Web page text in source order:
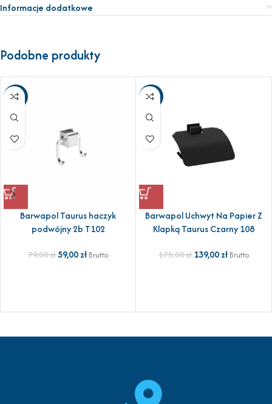
Informacje dodatkowe
Podobne produkty
-25%
Barwapol Taurus haczyk
podwójny 2b T102
79,00zł59,00zł Brutto
-21%
Barwapol Uchwyt Na Papier Z
Klapką Taurus Czarny 108
175,00zł 139,00zł Brutto